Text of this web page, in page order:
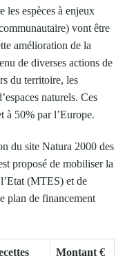
les espèces à enjeux
vont être
amélioration de la
de diverses actions de
du territoire, les
naturels. Ces
à 50% par l’Europe.
du site Natura 2000 des
proposé de mobiliser la
(MTES) et de
plan de financement
Montant €